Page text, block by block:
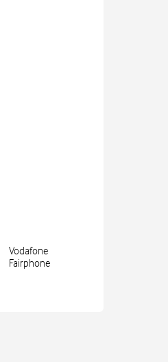
Vodafone
Fairphone